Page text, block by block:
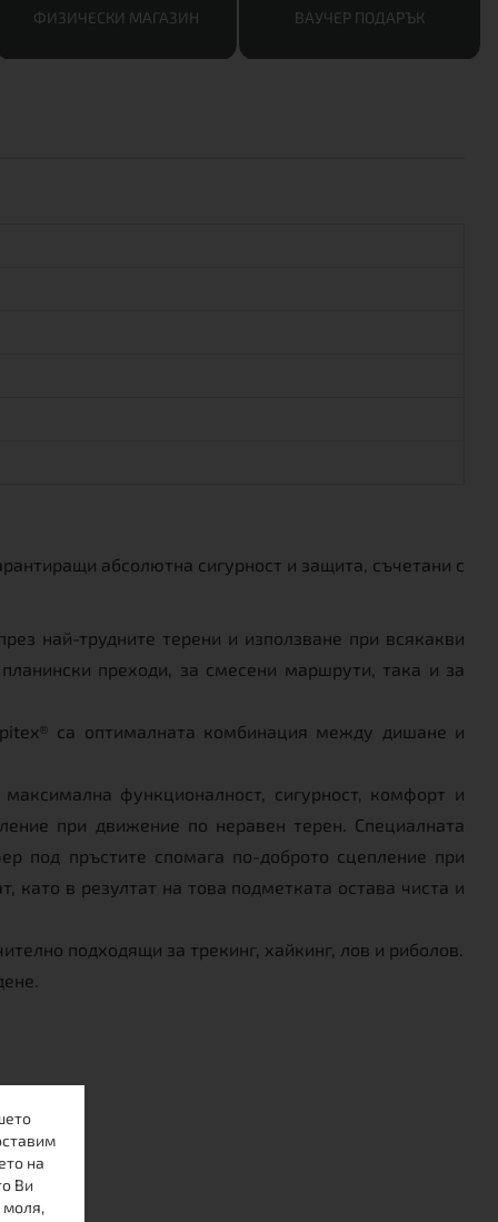
ФИЗИЧЕСКИ МАГАЗИН ВАУЧЕР ПОДАРЪК
абсолютна сигурност и защита, съчетани с
най-трудните терени и използване при всякакви
преходи, за смесени маршрути, така и за
са оптималната комбинация между дишане и
функционалност, сигурност, комфорт и
при движение по неравен терен. Специалната
под пръстите спомага по-доброто сцепление при
като в резултат на това подметката остава чиста и
подходящи за трекинг, хайкинг, лов и риболов.
на
Ви
моля,